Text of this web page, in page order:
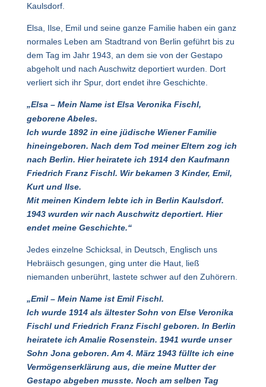
Kaulsdorf.
Elsa, Ilse, Emil und seine ganze Familie haben ein ganz
normales Leben am Stadtrand von Berlin geführt bis zu
dem Tag im Jahr 1943, an dem sie von der Gestapo
abgeholt und nach Auschwitz deportiert wurden. Dort
verliert sich ihr Spur, dort endet ihre Geschichte.
„Elsa – Mein Name ist Elsa Veronika Fischl,
geborene Abeles.
Ich wurde 1892 in eine jüdische Wiener Familie
hineingeboren. Nach dem Tod meiner Eltern zog ich
nach Berlin. Hier heiratete ich 1914 den Kaufmann
Friedrich Franz Fischl. Wir bekamen 3 Kinder, Emil,
Kurt und Ilse.
Mit meinen Kindern lebte ich in Berlin Kaulsdorf.
1943 wurden wir nach Auschwitz deportiert. Hier
endet meine Geschichte.“
Jedes einzelne Schicksal, in Deutsch, Englisch uns
Hebräisch gesungen, ging unter die Haut, ließ
niemanden unberührt, lastete schwer auf den Zuhörern.
„Emil – Mein Name ist Emil Fischl.
Ich wurde 1914 als ältester Sohn von Else Veronika
Fischl und Friedrich Franz Fischl geboren. In Berlin
heiratete ich Amalie Rosenstein. 1941 wurde unser
Sohn Jona geboren. Am 4. März 1943 füllte ich eine
Vermögenserklärung aus, die meine Mutter der
Gestapo abgeben musste. Noch am selben Tag